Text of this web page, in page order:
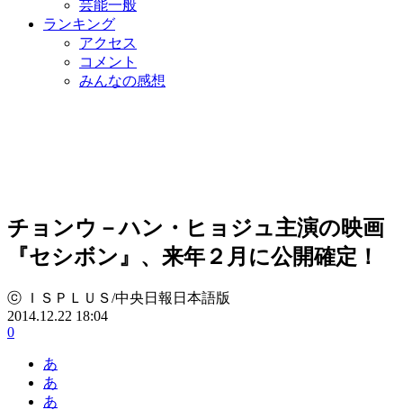
芸能一般
ランキング
アクセス
コメント
みんなの感想
チョンウ－ハン・ヒョジュ主演の映画
『セシボン』、来年２月に公開確定！
ⓒ ＩＳＰＬＵＳ/中央日報日本語版
2014.12.22 18:04
0
あ
あ
あ